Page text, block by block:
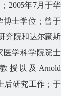
2005年7月于华
博士学位；曾于
究院和达尔豪斯
医学科学院院士
授以及 Arnold
后研究工作 ； 于